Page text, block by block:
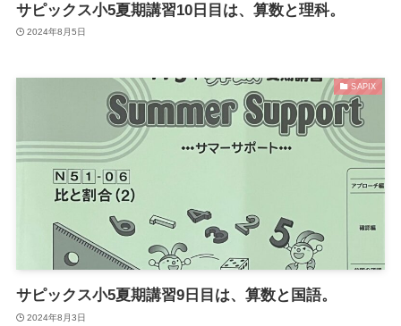
サピックス小5夏期講習10日目は、算数と理科。
2024年8月5日
SAPIX
サピックス小5夏期講習9日目は、算数と国語。
2024年8月3日